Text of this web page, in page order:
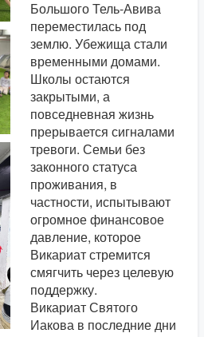
Большого Тель-Авива
переместилась под
землю. Убежища стали
временными домами.
Школы остаются
закрытыми, а
повседневная жизнь
прерывается сигналами
тревоги. Семьи без
законного статуса
проживания, в
частности, испытывают
огромное финансовое
давление, которое
Викариат стремится
смягчить через целевую
поддержку.
Викариат Святого
Иакова в последние дни